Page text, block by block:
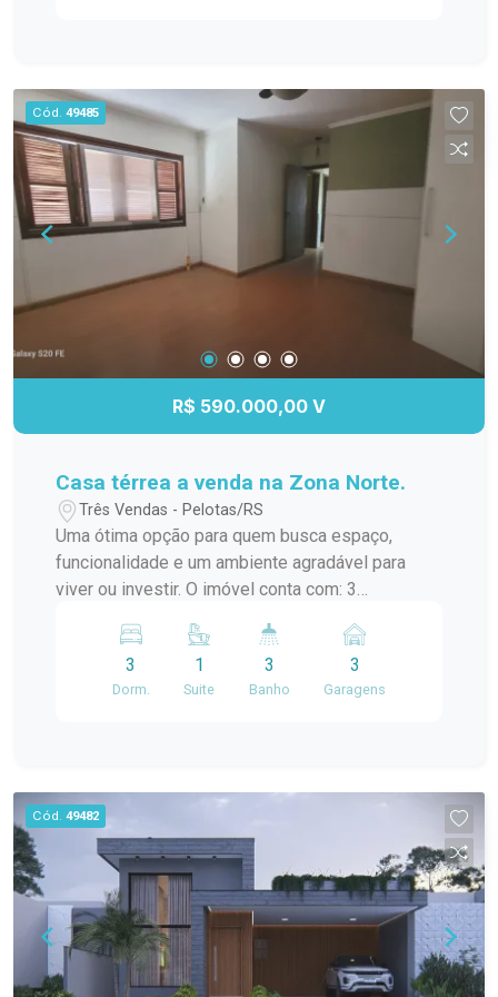
Imóvel de alto padrão, com ótimo acabamento,
pensado para proporcionar conforto e bem-estar
para toda a família, em um condomínio que
oferece segurança, organização e excelente
infraestrutura. Localização privilegiada, em um
ambiente tranquilo e valorizado. Entre em contato
para mais informações e agende sua visita.
Venha conhecer seu novo lar! #altopadrao#
Cód. 49485
R$ 590.000,00 V
Casa térrea a venda na Zona Norte.
Três Vendas - Pelotas/RS
Uma ótima opção para quem busca espaço,
funcionalidade e um ambiente agradável para
viver ou investir. O imóvel conta com: 3
Banheiro social Pátio pequeno com piscina Vaga
coberta para até 3 carros Ideal para quem deseja
morar com conforto ou investir em um imóvel
3
Dorm.
1
Suite
3
Banho
3
Garagens
Cód. 49482